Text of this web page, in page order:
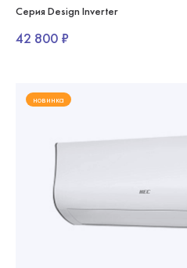
Серия Design Inverter
42 800 ₽
новинка